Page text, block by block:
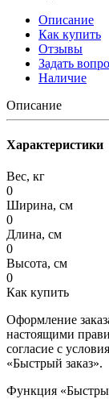
Описание
Как купить
Отзывы
Задать
Наличие
Описание
Характеристики
Вес, кг
0
Ширина, см
0
Длина, см
0
Высота, см
0
Как купить
Оформление
настоящими
согласие с
«Быстрый заказ».
Функция